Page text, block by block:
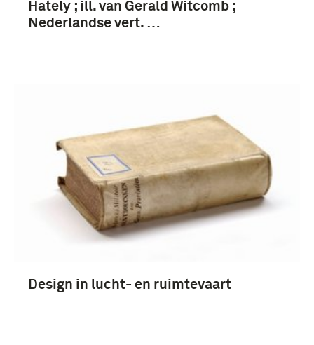
Hately ; ill. van Gerald Witcomb ;
Nederlandse vert. …
Design in lucht- en ruimtevaart